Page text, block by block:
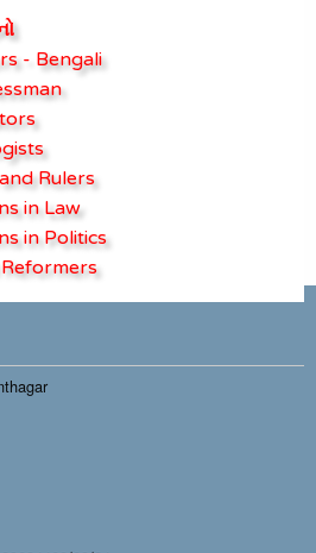
- Bengali
Rulers
in Law
in Politics